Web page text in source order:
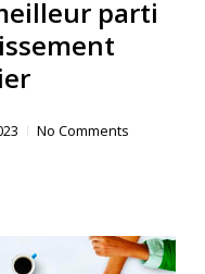
parti
No Comments